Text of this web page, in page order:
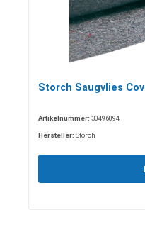
Storch Saugvlies
Artikelnummer: 30496094
Hersteller: Storch